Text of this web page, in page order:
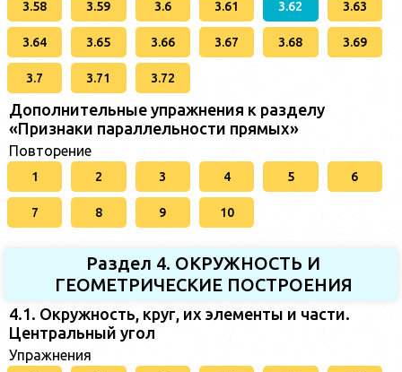
3.58 3.59 3.6 3.61 3.62 3.63
3.64 3.65 3.66 3.67 3.68 3.69
3.7 3.71 3.72
Дополнительные упражнения к разделу
«Признаки параллельности прямых»
Повторение
1 2 3 4 5 6
7 8 9 10
Раздел 4. ОКРУЖНОСТЬ И
ГЕОМЕТРИЧЕСКИЕ ПОСТРОЕНИЯ
4.1. Окружность, круг, их элементы и части.
Центральный угол
Упражнения